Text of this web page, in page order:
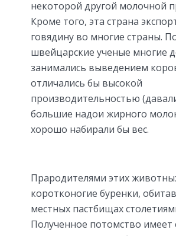
некоторой другой молочной
Кроме того, эта страна
говядину во многие страны.
швейцарские ученые многие
занимались выведением
отличались бы высокой
производительностью
большие надои жирного
хорошо набирали бы вес.
Прародителями этих
коротконогие буренки,
местных пастбищах
Полученное потомство